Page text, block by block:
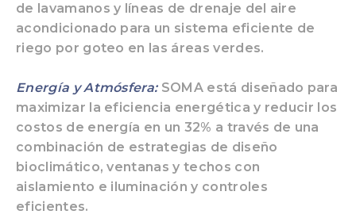
de lavamanos y líneas de drenaje del aire
acondicionado para un sistema eficiente de
riego por goteo en las áreas verdes.
Energía y Atmósfera:SOMA está diseñado para
maximizar la eficiencia energética y reducir los
costos de energía en un 32% a través de una
combinación de estrategias de diseño
bioclimático, ventanas y techos con
aislamiento e iluminación y controles
eficientes.